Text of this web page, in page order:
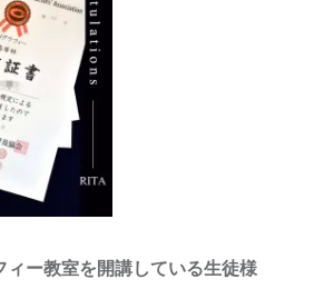
ィー教室を開講している生徒様